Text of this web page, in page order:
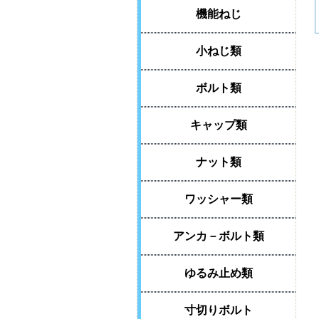
機能ねじ
小ねじ類
ボルト類
キャップ類
ナット類
ワッシャー類
アンカ－ボルト類
ゆるみ止め類
寸切りボルト